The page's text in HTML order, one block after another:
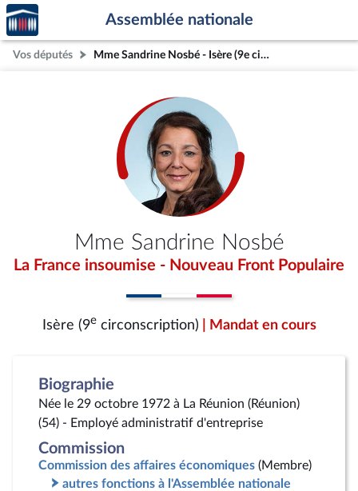
Aller au contenu
Aller en bas de la page
Accèder
à la
page
d'accueil
Assemblée nationale
Vos députés Mme Sandrine Nosbé - Isère (9e circonscription)
Mme Sandrine Nosbé
La France insoumise - Nouveau Front Populaire
Isère (9ecirconscription) | Mandat en cours
Biographie
Née le 29 octobre 1972 à La Réunion (Réunion)
(54) - Employé administratif d'entreprise
Commission
Commission des affaires économiques (Membre)
autres fonctions à l'Assemblée nationale